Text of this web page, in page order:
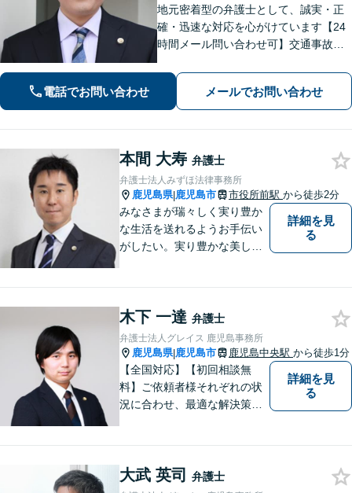
地元密着型の弁護士として、誠実・正
確・迅速な対応を心がけています【24
時間メール問い合わせ可】交通事故／
幅広く対応。新しい人生のスタートを
切るお手伝いをします【市電水族館口
駅2分】【完全個室】
電話でお問い合わせ メールでお問い合わせ
本間 大寿 弁護士
弁護士法人みずほ法律事務所
鹿児島県|鹿児島市 市役所前駅 から徒歩2分
みなさまが瑞々しく実り豊か
な生活を送れるようお手伝い
がしたい。実り豊かな美しい
なさまと一緒に成長させてい
ただきたい。それが私たち，
みずほ法律事務所の思いで
す。
詳細を見
る
木下 一達 弁護士
弁護士法人グレイス 鹿児島事務所
鹿児島県|鹿児島市 鹿児島中央駅 から徒歩1分
【全国対応】【初回相談無
料】ご依頼者様それぞれの状
況に合わせ、最適な解決策を
き合い、解決までしっかりサ
詳細を見
る
大武 英司 弁護士